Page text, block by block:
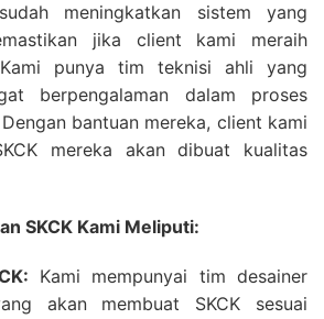
meningkatkan sistem yang
jika client kami meraih
punya tim teknisi ahli yang
berpengalaman dalam proses
bantuan mereka, client kami
mereka akan dibuat kualitas
SKCK Kami Meliputi:
Kami mempunyai tim desainer
akan membuat SKCK sesuai